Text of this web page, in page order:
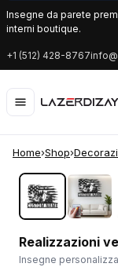
Insegne da parete
interni boutique.
+1 (512) 428-8767
Home›Shop›
‹
Realizzazioni
Insegne